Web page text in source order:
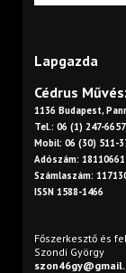
Lapgazda
Cédrus
1136 Budapest,
Tel.: 06 (1) 247-6657
Mobil: 06 (30) 511-
Adószám:
Számlaszám:
ISSN 1588-1466
Főszerkesztő és
Szondi György